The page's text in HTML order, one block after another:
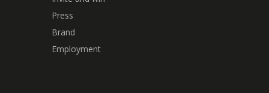
Press
Brand
Employment